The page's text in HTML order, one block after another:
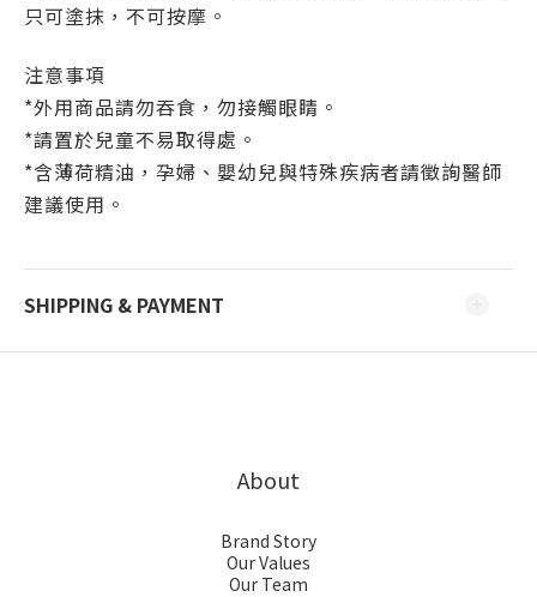
只可塗抹，不可按摩。
注意事項
*外用商品請勿吞食，勿接觸眼睛。
*請置於兒童不易取得處。
*含薄荷精油， 孕婦、嬰幼兒與特殊疾病者請徵詢醫師
建議使用。
SHIPPING & PAYMENT
About
Brand Story
Our Values
Our Team